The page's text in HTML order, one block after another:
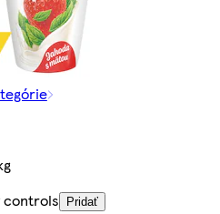
controls
Pridať